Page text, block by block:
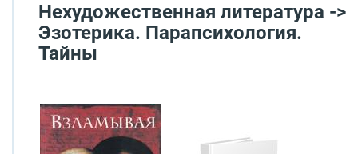
Нехудожественная литература ->
Эзотерика. Парапсихология.
Тайны